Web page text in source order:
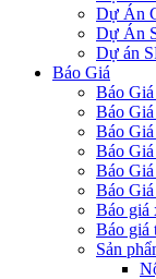
Dự Án
Dự Án
Dự án
Báo Giá
Báo
Báo
Báo
Báo
Báo
Báo
Báo giá
Báo giá
Sản